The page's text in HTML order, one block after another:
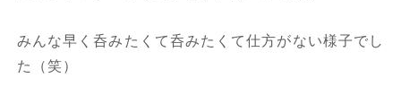
みんな早く呑みたくて呑みたくて仕方がない様子でし
た（笑）